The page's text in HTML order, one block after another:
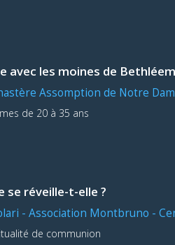
avec les moines de Bethléem
Assomption de Notre
de 20 à 35 ans
se réveille-t-elle ?
- Association Montbruno -
de communion